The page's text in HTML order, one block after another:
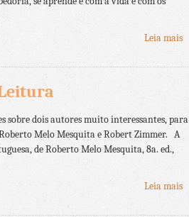
Leia mais
dois autores muito interessantes, para
Melo Mesquita e Robert Zimmer. A
de Roberto Melo Mesquita, 8a. ed.,
Leia mais